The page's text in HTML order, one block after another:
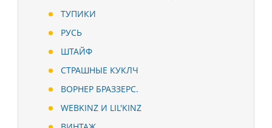
ТУПИКИ
РУСЬ
ШТАЙФ
СТРАШНЫЕ КУКЛЧ
ВОРНЕР БРАЗЗЕРС.
WEBKINZ И LIL'KINZ